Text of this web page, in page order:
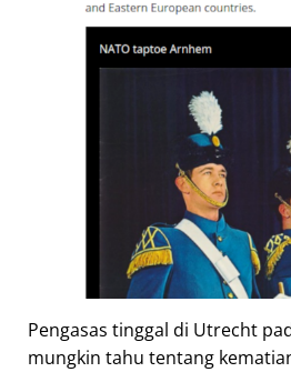
Pengasas tinggal di Utrecht
mungkin tahu tentang